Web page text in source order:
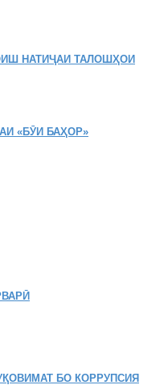
НАТИҶАИ ТАЛОШҲОИ
«БӮИ БАҲОР»
БО КОРРУПСИЯ